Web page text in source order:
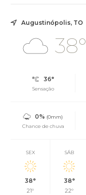
Augustinópolis, TO
38°
36°
Sensação
0% (0mm)
Chance de chuva
SEX
38°
21°
SÁB
38°
22°